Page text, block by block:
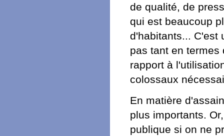
de qualité, de
qui est beaucoup
d'habitants... C'est
pas tant en
rapport à
colossaux
En matière
plus importants.
publique si on ne